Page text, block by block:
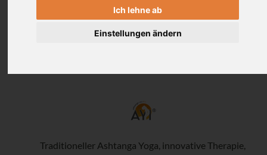
Ich lehne ab
Einstellungen ändern
Traditioneller Ashtanga Yoga, innovative Therapie,